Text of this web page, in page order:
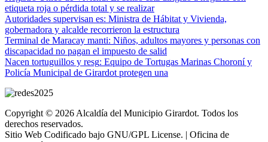
etiqueta roja o pérdida total y se realizar
Autoridades supervisan es: Ministra de Hábitat y Vivienda,
gobernadora y alcalde recorrieron la estructura
Terminal de Maracay manti: Niños, adultos mayores y personas con
discapacidad no pagan el impuesto de salid
Nacen tortuguillos y resg: Equipo de Tortugas Marinas Choroní y
Policía Municipal de Girardot protegen una
Copyright © 2026 Alcaldía del Municipio Girardot. Todos los
derechos reservados.
Sitio Web Codificado bajo GNU/GPL License. | Oficina de